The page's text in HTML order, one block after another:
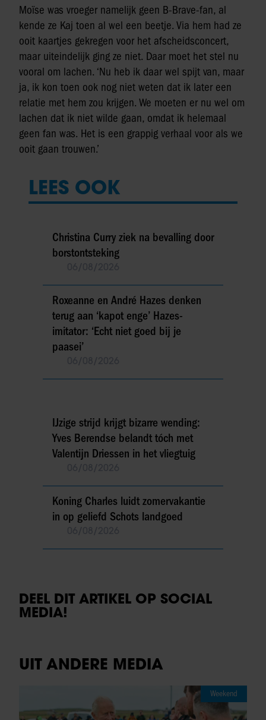
Moïse was vroeger namelijk geen B-Brave-fan, al
kende ze Kaj toen al wel een beetje. Via hem had ze
ooit kaartjes gekregen voor het afscheidsconcert,
maar uiteindelijk ging ze niet. Daar moet het stel nu
vooral om lachen. ‘Nu heb ik daar wel spijt van, maar
ja, ik kon toen ook nog niet weten dat ik later een
relatie met hem zou krijgen. We moeten er nu wel om
lachen dat ik niet wilde gaan, omdat ik helemaal
geen fan was. Het is een grappig verhaal voor als we
ooit gaan trouwen.’
LEES OOK
Christina Curry ziek na bevalling door
borstontsteking
Roxeanne en André Hazes denken
terug aan ‘kapot enge’ Hazes-
imitator: ‘Echt niet goed bij je
paasei’
IJzige strijd krijgt bizarre wending:
Yves Berendse belandt tóch met
Valentijn Driessen in het vliegtuig
Koning Charles luidt zomervakantie
in op geliefd Schots landgoed
DEEL DIT ARTIKEL OP SOCIAL
MEDIA!
UIT ANDERE MEDIA
Weekend